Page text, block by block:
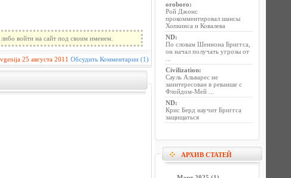
войти на сайт под своим именем.
25 августа 2011 Обсудить Комментарии (1)
oroboro:
Рой Джонс
прокомментировал шансы
Хопкинса и Ковалева
ND:
По словам Шеннона Бриггса,
он начал получать угрозы от
Civilization:
Сауль Альварес не
заинтересован в реванше с
Флойдом-Мей ...
ND:
Крис Берд научит Бриггса
защищаться
АРХИВ СТАТЕЙ